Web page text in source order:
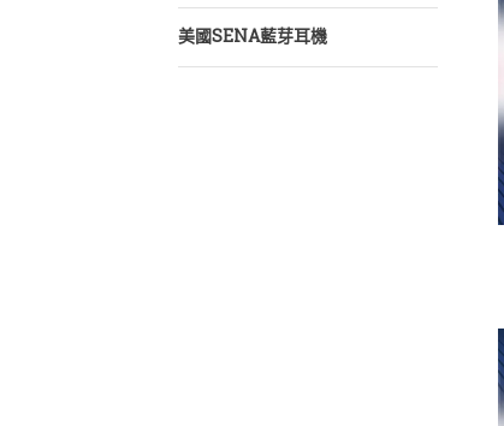
美國SENA藍芽耳機